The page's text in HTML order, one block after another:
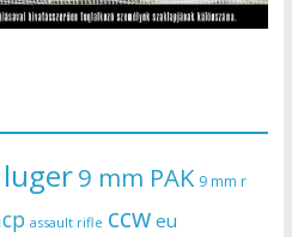
9 mm PAK 9 mm r
assault rifle ccw eu